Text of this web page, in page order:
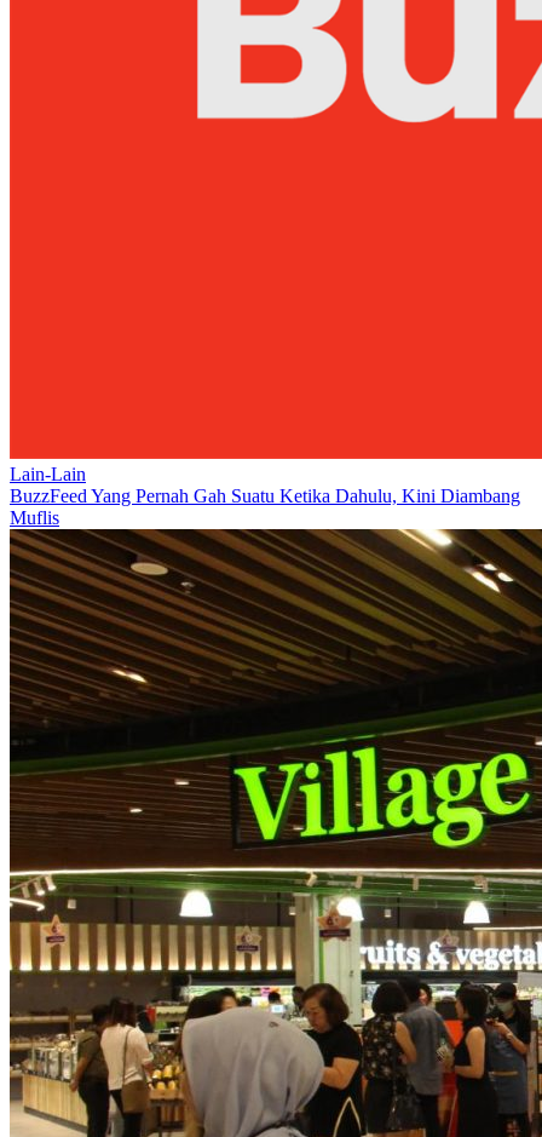
Lain-Lain
BuzzFeed Yang Pernah Gah Suatu Ketika Dahulu, Kini Diambang
Muflis